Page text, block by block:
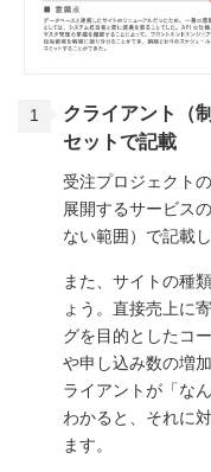
クライアント（
セットで記載
受注プロジェクト
展開するサービス
ない範囲）で記載
また、サイトの種
ょう。直接売上に
グを目的としたコ
や申し込み数の増
ライアントが「な
わかると、それに
ます。